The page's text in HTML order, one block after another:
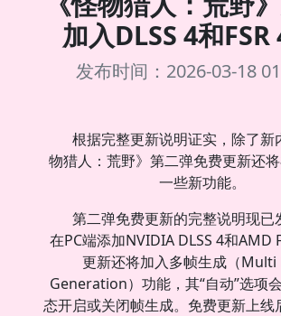
加入DLSS 4和FSR
发布时间：2026-03-18
根据完整更新说明证实，除了新
物猎人：荒野》第二弹免费更新还
一些新功能。
第二弹免费更新的完整说明现已
在PC端添加NVIDIA DLSS 4和AMD
更新还将加入多帧生成（Multi
Generation）功能，其“自动”选项
态开启或关闭帧生成。免费更新上线